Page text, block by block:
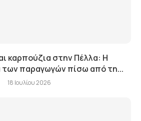
καρπούζια στην Πέλλα: Η
των παραγωγών πίσω από τη...
18 Ιουλίου 2026